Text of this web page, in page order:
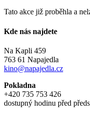
Tato akce již proběhla a
Kde nás najdete
Na Kapli 459
763 61 Napajedla
kino@napajedla.cz
Pokladna
+420 735 753 426
dostupný hodinu před